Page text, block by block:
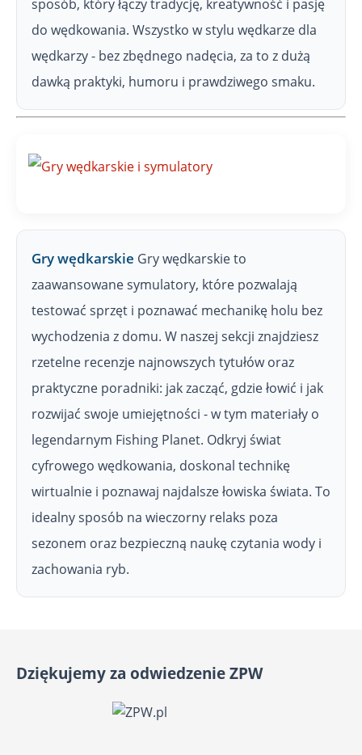
sposób, który łączy tradycję, kreatywność i pasję
do wędkowania. Wszystko w stylu wędkarze dla
wędkarzy - bez zbędnego nadęcia, za to z dużą
dawką praktyki, humoru i prawdziwego smaku.
Gry wędkarskie Gry wędkarskie to
zaawansowane symulatory, które pozwalają
testować sprzęt i poznawać mechanikę holu bez
wychodzenia z domu. W naszej sekcji znajdziesz
rzetelne recenzje najnowszych tytułów oraz
praktyczne poradniki: jak zacząć, gdzie łowić i jak
rozwijać swoje umiejętności - w tym materiały o
legendarnym Fishing Planet. Odkryj świat
cyfrowego wędkowania, doskonal technikę
wirtualnie i poznawaj najdalsze łowiska świata. To
idealny sposób na wieczorny relaks poza
sezonem oraz bezpieczną naukę czytania wody i
zachowania ryb.
Dziękujemy za odwiedzenie ZPW